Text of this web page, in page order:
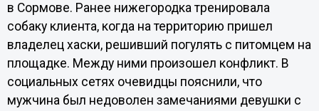
в Сормове. Ранее нижегородка тренировала
собаку клиента, когда на территорию пришел
владелец хаски, решивший погулять с питомцем на
площадке. Между ними произошел конфликт. В
социальных сетях очевидцы пояснили, что
мужчина был недоволен замечаниями девушки с